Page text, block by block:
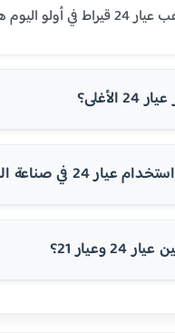
ويحتوي على 99.9% من الذهب الخالص.
الأغلى؟
24 في صناعة المجوهرات؟
وعيار 21؟